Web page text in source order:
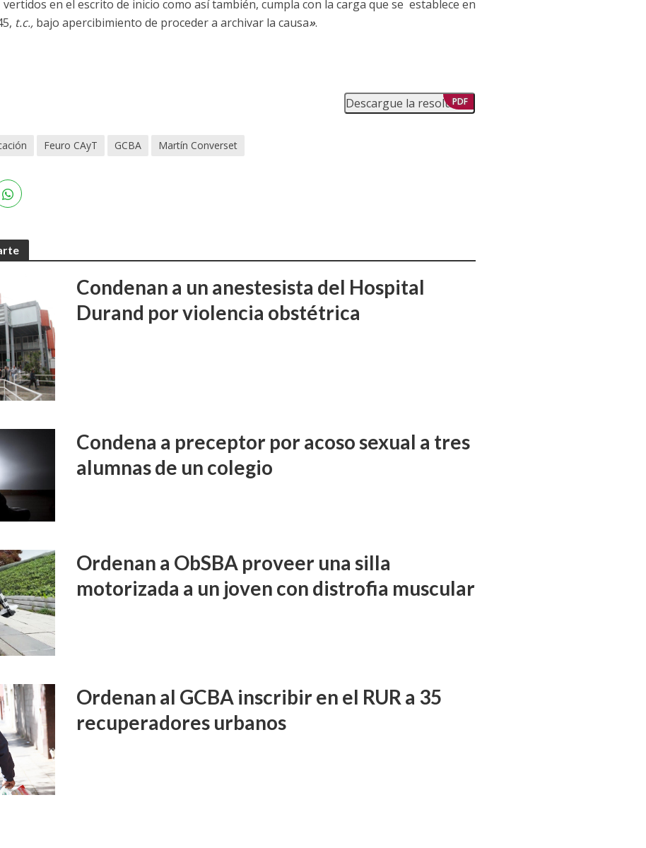
en el escrito de inicio como así también, cumpla con la carga que se establece en
t.c., bajo apercibimiento de proceder a archivar la causa».
Descargue la resolución
PDF
Feuro CAyT GCBA Martín Converset
Condenan a un anestesista del Hospital
Durand por violencia obstétrica
Condena a preceptor por acoso sexual a tres
alumnas de un colegio
Ordenan a ObSBA proveer una silla
motorizada a un joven con distrofia muscular
Ordenan al GCBA inscribir en el RUR a 35
recuperadores urbanos